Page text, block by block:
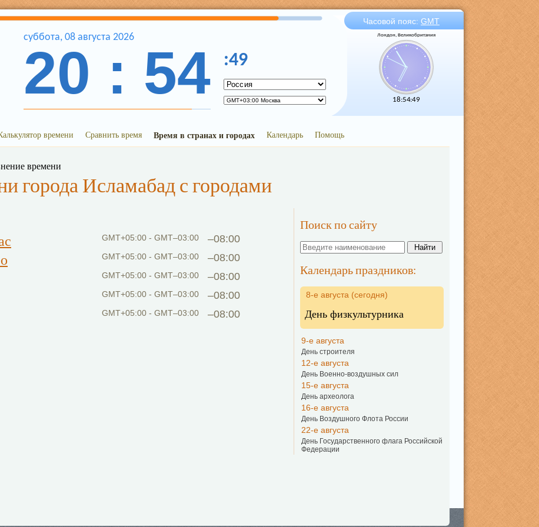
Часовой пояс: GMT
Лондон, Великобритания
18:54:49
суббота, 08 августа 2026
20 : 54 :49
времени Сравнить время Время в странах и городах Календарь Помощь
Поиск по сайту
Календарь праздников:
8-е августа (сегодня)
День физкультурника
9-е августа
День строителя
12-е августа
День Военно-воздушных сил
15-е августа
День археолога
16-е августа
День Воздушного Флота России
22-е августа
День Государственного флага Российской
Федерации
времени
города Исламабад с городами
–08:00
GMT+05:00 - GMT–03:00
–08:00
GMT+05:00 - GMT–03:00
–08:00
GMT+05:00 - GMT–03:00
–08:00
GMT+05:00 - GMT–03:00
–08:00
GMT+05:00 - GMT–03:00